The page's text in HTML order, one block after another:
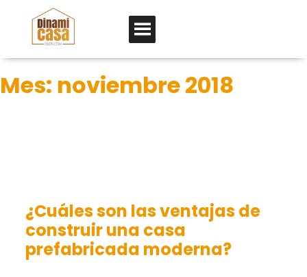
Mes: noviembre 2018
¿Cuáles son las ventajas de
construir una casa
prefabricada moderna?